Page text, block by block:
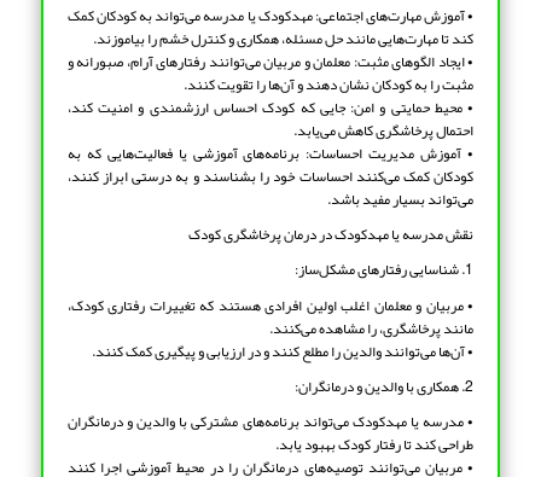
• آموزش مهارت‌های اجتماعی: مهدکودک یا مدرسه می‌تواند به کودکان کمک
کند تا مهارت‌هایی مانند حل مسئله، همکاری و کنترل خشم را بیاموزند.
• ایجاد الگوهای مثبت: معلمان و مربیان می‌توانند رفتارهای آرام، صبورانه و
مثبت را به کودکان نشان دهند و آن‌ها را تقویت کنند.
• محیط حمایتی و امن: جایی که کودک احساس ارزشمندی و امنیت کند،
احتمال پرخاشگری کاهش می‌یابد.
• آموزش مدیریت احساسات: برنامه‌های آموزشی یا فعالیت‌هایی که به
کودکان کمک می‌کنند احساسات خود را بشناسند و به درستی ابراز کنند،
می‌تواند بسیار مفید باشد.
نقش مدرسه یا مهدکودک در درمان پرخاشگری کودک
1. شناسایی رفتارهای مشکل‌ساز:
• مربیان و معلمان اغلب اولین افرادی هستند که تغییرات رفتاری کودک،
مانند پرخاشگری، را مشاهده می‌کنند.
• آن‌ها می‌توانند والدین را مطلع کنند و در ارزیابی و پیگیری کمک کنند.
2. همکاری با والدین و درمانگران:
• مدرسه یا مهدکودک می‌تواند برنامه‌های مشترکی با والدین و درمانگران
طراحی کند تا رفتار کودک بهبود یابد.
• مربیان می‌توانند توصیه‌های درمانگران را در محیط آموزشی اجرا کنند